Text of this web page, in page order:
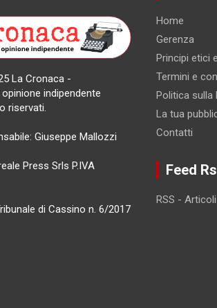
La Cronaca -
indipendente
riservati.
Giuseppe Mallozzi
Press Srls P.IVA
di Cassino n. 6/2017
Home
Gerenza
Principi etici
Termini e
Politica sulla
La tua
Contatti
Feed
RSS - Articoli